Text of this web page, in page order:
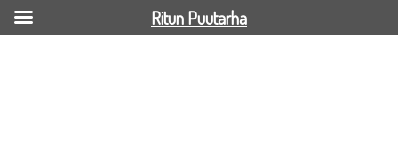
Ritun Puutarha